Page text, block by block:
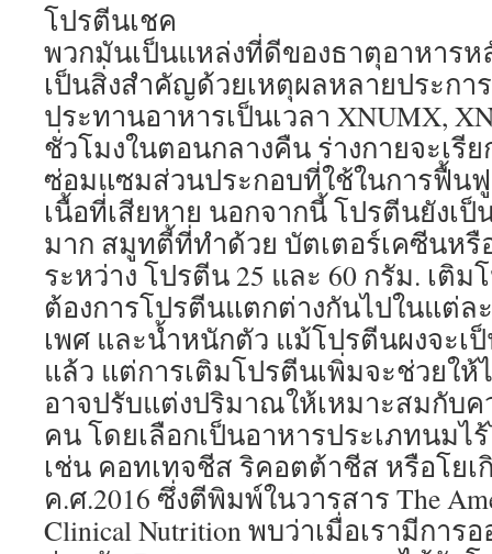
โปรตีนเชค
พวกมันเป็นแหล่งที่ดีของธาตุอาหาร
เป็นสิ่งสำคัญด้วยเหตุผลหลายประกา
ประทานอาหารเป็นเวลา XNUMX,
ชั่วโมงในตอนกลางคืน ร่างกายจะเรี
ซ่อมแซมส่วนประกอบที่ใช้ในการฟื้นฟู
เนื้อที่เสียหาย นอกจากนี้ โปรตีนยังเ
มาก สมูทตี้ที่ทำด้วย บัตเตอร์เคซีนห
ระหว่าง โปรตีน 25 และ 60 กรัม. เติ
ต้องการโปรตีนแตกต่างกันไปในแต่
เพศ และน้ำหนักตัว แม้โปรตีนผงจะเ
แล้ว แต่การเติมโปรตีนเพิ่มจะช่วยใ
อาจปรับแต่งปริมาณให้เหมาะสมกับ
คน โดยเลือกเป็นอาหารประเภทนม
เช่น คอทเทจชีส ริคอตต้าชีส หรือโยเ
ค.ศ.2016 ซึ่งตีพิมพ์ในวารสาร The
Clinical Nutrition พบว่าเมื่อเรามีการ